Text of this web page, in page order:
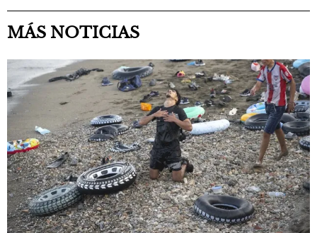
MÁS NOTICIAS